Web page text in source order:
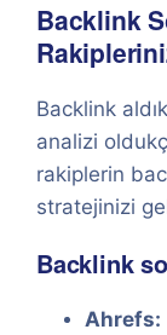
Backlink
Backlink
analizi
rakiplerin
stratejinizi
Backlink
Ahrefs: